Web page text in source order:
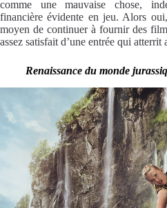
comme une mauvaise chose,
financière évidente en jeu. Alors
moyen de continuer à fournir des
assez satisfait d’une entrée qui atterrit
Renaissance du monde